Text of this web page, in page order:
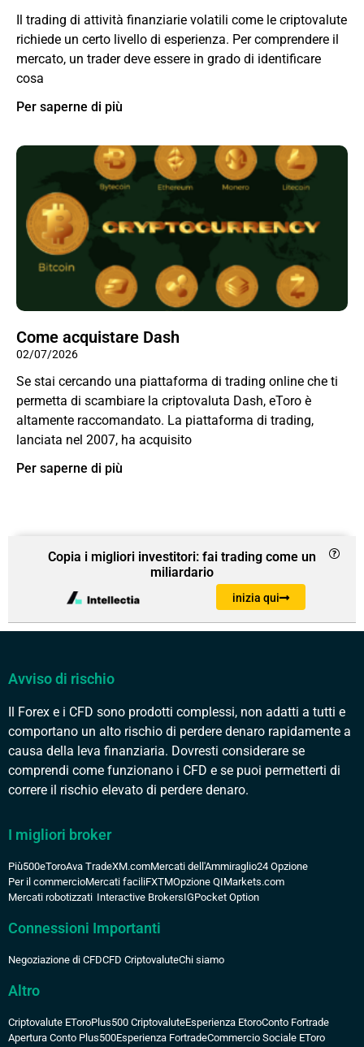
Il trading di attività finanziarie volatili come le criptovalute
richiede un certo livello di esperienza. Per comprendere il
mercato, un trader deve essere in grado di identificare
cosa
Per saperne di più
Come acquistare Dash
02/07/2026
Se stai cercando una piattaforma di trading online che ti
permetta di scambiare la criptovaluta Dash, eToro è
altamente raccomandato. La piattaforma di trading,
lanciata nel 2007, ha acquisito
Per saperne di più
Copia i migliori investitori: fai trading come un
miliardario
inizia qui
Avviso di rischio
Il Forex e i CFD sono prodotti complessi, non adatti a tutti e
comportano un alto rischio di perdere denaro rapidamente a
causa della leva finanziaria. Dovresti considerare se
comprendi come funzionano i CFD e se puoi permetterti di
correre il rischio elevato di perdere denaro.
I migliori broker
Più500eToroAva TradeXM.comMercati dell'Ammiraglio24 Opzione
Per il commercioMercati faciliFXTMOpzione QIMarkets.com
Mercati robotizzati Interactive BrokersIGPocket Option
Connessioni Importanti
Negoziazione di CFDCFD CriptovaluteChi siamo
Altro
Criptovalute EToroPlus500 CriptovaluteEsperienza EtoroConto Fortrade
Apertura Conto Plus500Esperienza FortradeCommercio Sociale EToro